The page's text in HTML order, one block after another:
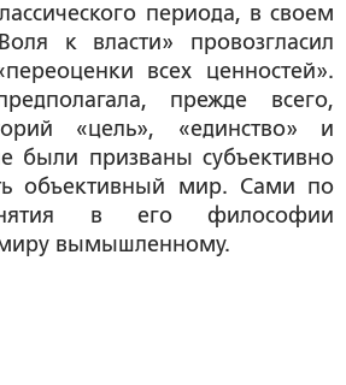
периода, в своем
к власти» провозгласил
всех ценностей».
прежде всего,
«цель», «единство» и
были призваны субъективно
объективный мир. Сами по
в его философии
вымышленному.